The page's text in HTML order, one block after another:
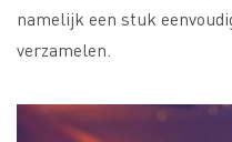
namelijk een stuk
verzamelen.